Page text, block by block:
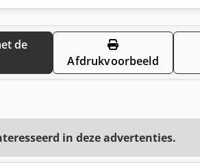
Afdrukvoorbeeld
in deze advertenties.